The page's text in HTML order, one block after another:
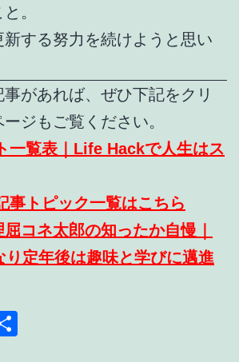
。
する努力を続けようと思い
があれば、ぜひ下記をクリ
ジもご覧ください。
一覧表｜Life Hackで人生はス
事トピック一覧はこちら
屈コネ太郎の知ったか自慢｜
り定年後は趣味と学びに邁進